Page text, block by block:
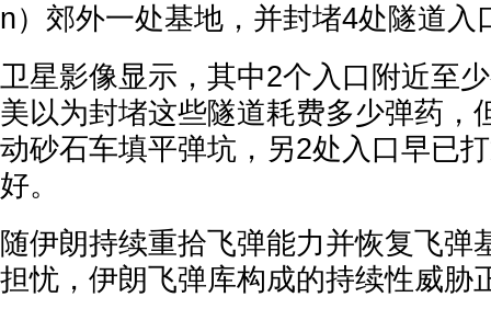
n）郊外一处基地，并封堵4处隧道入
卫星影像显示，其中2个入口附近至
美以为封堵这些隧道耗费多少弹药，
动砂石车填平弹坑，另2处入口早已
好。
随伊朗持续重拾飞弹能力并恢复飞弹
担忧，伊朗飞弹库构成的持续性威胁